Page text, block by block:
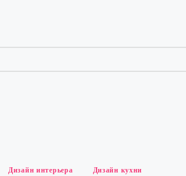
Опубликовано
Дизайн интерьера Дизайн кухни